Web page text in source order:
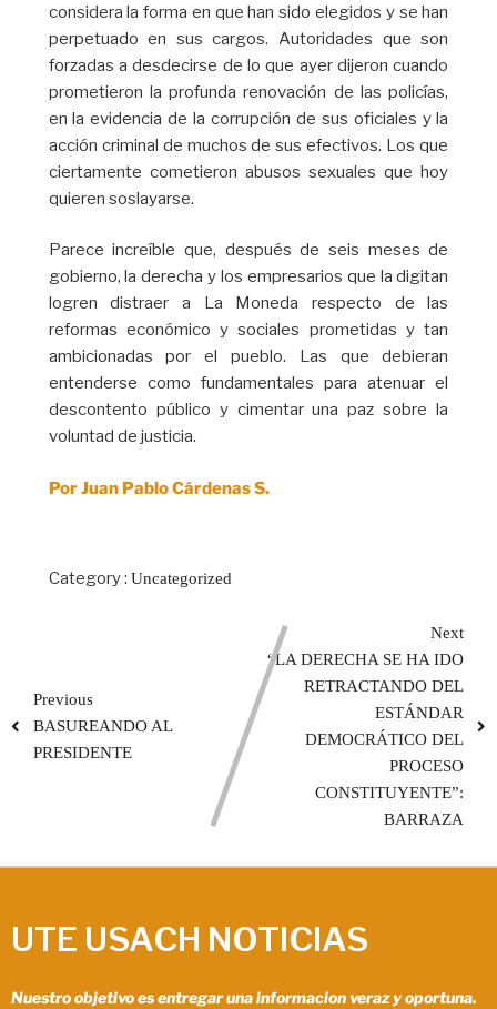
considera la forma en que han sido elegidos y se han
perpetuado en sus cargos. Autoridades que son
forzadas a desdecirse de lo que ayer dijeron cuando
prometieron la profunda renovación de las policías,
en la evidencia de la corrupción de sus oficiales y la
acción criminal de muchos de sus efectivos. Los que
ciertamente cometieron abusos sexuales que hoy
quieren soslayarse.
Parece increíble que, después de seis meses de
gobierno, la derecha y los empresarios que la digitan
logren distraer a La Moneda respecto de las
reformas económico y sociales prometidas y tan
ambicionadas por el pueblo. Las que debieran
entenderse como fundamentales para atenuar el
descontento público y cimentar una paz sobre la
voluntad de justicia.
Por Juan Pablo Cárdenas S.
Category : Uncategorized
Previous
BASUREANDO AL
PRESIDENTE
Next
“LA DERECHA SE HA IDO
RETRACTANDO DEL
ESTÁNDAR
DEMOCRÁTICO DEL
PROCESO
CONSTITUYENTE”:
BARRAZA
UTE USACH NOTICIAS
Nuestro objetivo es entregar una informacion veraz y oportuna.